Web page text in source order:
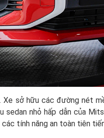
sở hữu các đường nét
nhỏ hấp dẫn của
tính năng an toàn tiên